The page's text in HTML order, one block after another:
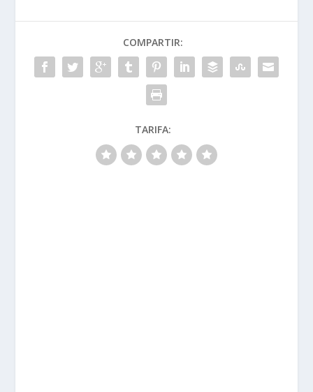
COMPARTIR:
TARIFA: